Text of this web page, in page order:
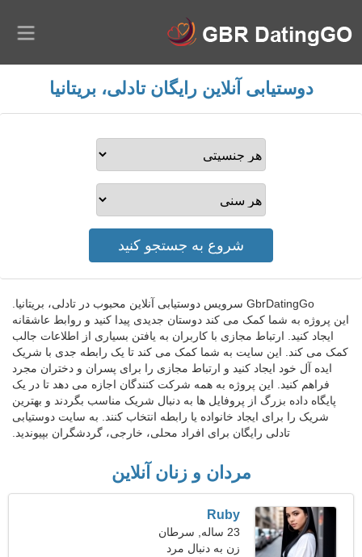
دوستیابی آنلاین رایگان تادلی، بریتانیا
GbrDatingGo سرویس دوستیابی آنلاین محبوب در تادلی، بریتانیا.
این پروژه به شما کمک می کند دوستان جدیدی پیدا کنید و روابط عاشقانه
ایجاد کنید. ارتباط مجازی با کاربران به یافتن بسیاری از اطلاعات جالب
کمک می کند. این سایت به شما کمک می کند تا یک رابطه جدی با شریک
ایده آل خود ایجاد کنید و ارتباط مجازی را برای پسران و دختران مجرد
فراهم کنید. این پروژه به همه شرکت کنندگان اجازه می دهد تا در یک
پایگاه داده بزرگ از پروفایل ها به دنبال شریک مناسب بگردند و بهترین
شریک را برای ایجاد خانواده یا رابطه انتخاب کنند. به سایت دوستیابی
تادلی رایگان برای افراد محلی، خارجی، گردشگران بپیوندید.
مردان و زنان آنلاین
Ruby
23 ساله, سرطان
زن به دنبال مرد